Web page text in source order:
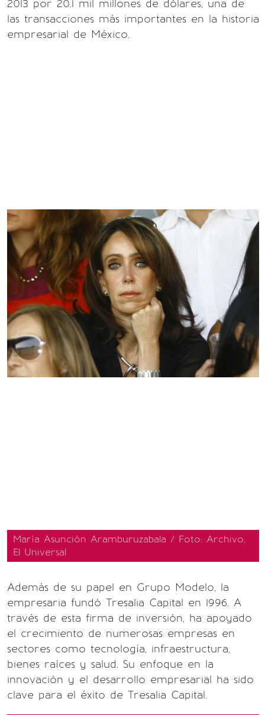
2013 por 20.1 mil millones de dólares, una de
las transacciones más importantes en la historia
empresarial de México.
María Asunción Aramburuzabala / Foto: Archivo,
El Universal
Además de su papel en Grupo Modelo, la
empresaria fundó Tresalia Capital en 1996. A
través de esta firma de inversión, ha apoyado
el crecimiento de numerosas empresas en
sectores como tecnología, infraestructura,
bienes raíces y salud. Su enfoque en la
innovación y el desarrollo empresarial ha sido
clave para el éxito de Tresalia Capital.